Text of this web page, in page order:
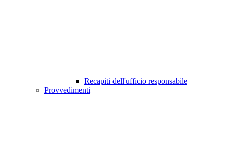
Recapiti dell'ufficio responsabile
Provvedimenti